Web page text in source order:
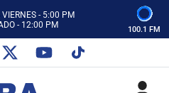
VIERNES - 5:00 PM
- 12:00 PM
LIRA Y SU EQUIPO
VIERNES - 5:00 PM
- 12:00 PM
100.1 FM